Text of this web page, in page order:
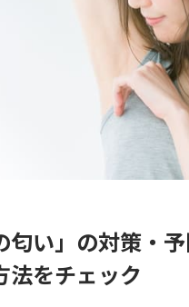
匂い」の対策・
法をチェック